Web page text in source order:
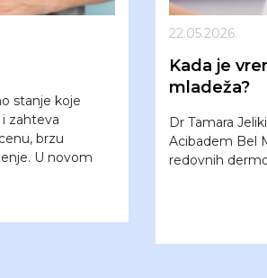
stanje koje
zahteva
brzu
U novom
22.05.2026.
Kada je
mladeža?
Dr Tamara
Acibadem Bel
redovnih